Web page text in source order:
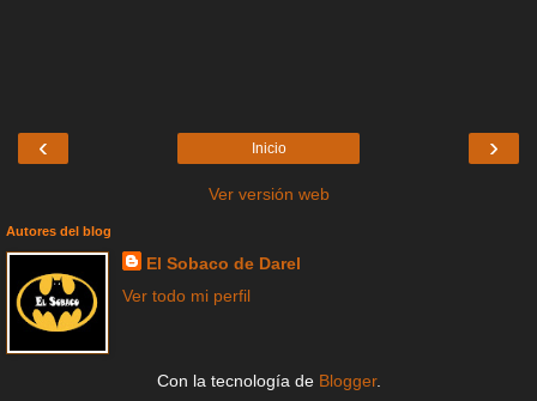
‹ ›
Inicio
Ver versión web
Autores del blog
El Sobaco de Darel
Ver todo mi perfil
Con la tecnología de Blogger.